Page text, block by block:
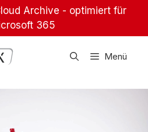
Archive - optimiert für
365
Menü